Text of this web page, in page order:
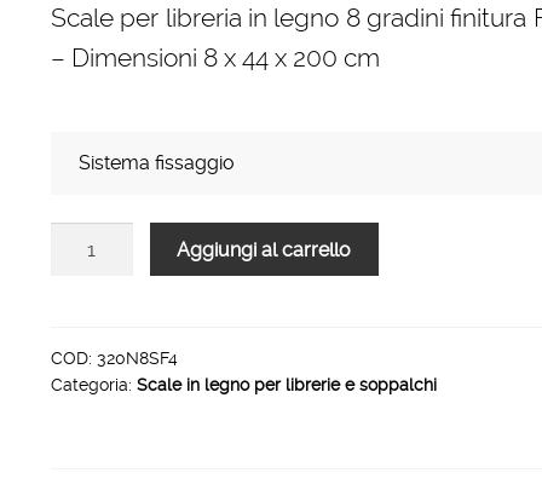
prezzo:
da
Scale per libreria in legno 8 gradini
– Dimensioni 8 x 44 x 200 cm
Sistema fissaggio
legno
8
Aggiungi al carrello
COD: 320N8SF4
Categoria: Scale in legno per librerie e soppalchi